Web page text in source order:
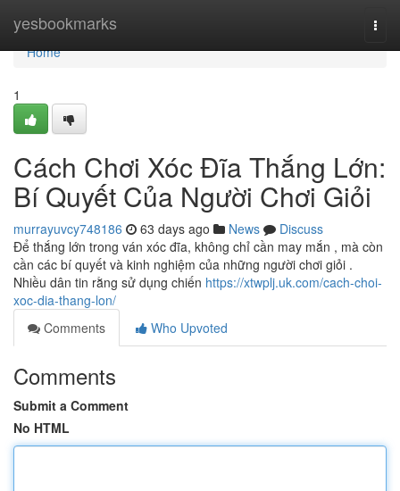
yesbookmarks
Home
Home
1
Cách Chơi Xóc Đĩa Thắng Lớn:
Bí Quyết Của Người Chơi Giỏi
murrayuvcy748186 63 days ago News
Discuss
Để thắng lớn trong ván xóc đĩa, không chỉ cần may mắn , mà còn
cần các bí quyết và kinh nghiệm của những người chơi giỏi .
Nhiều dân tin rằng sử dụng chiến https://xtwplj.uk.com/cach-choi-
xoc-dia-thang-lon/
Comments
Who Upvoted
Comments
Submit a Comment
No HTML